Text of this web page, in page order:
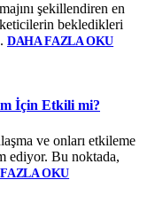
şekillendiren en
bekledikleri
DAHA FAZLA OKU
İçin Etkili mi?
ve onları etkileme
ediyor. Bu noktada,
OKU